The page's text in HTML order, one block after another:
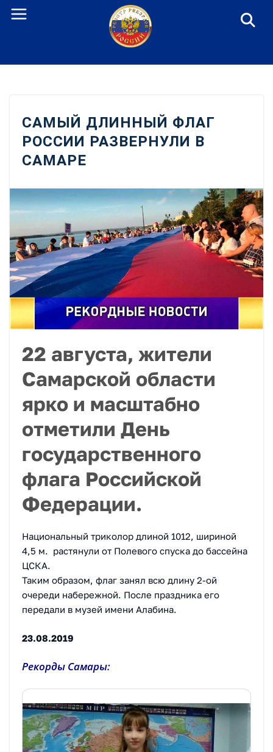
Перейти
САМЫЙ ДЛИННЫЙ ФЛАГ
РОССИИ РАЗВЕРНУЛИ В
САМАРЕ
22 августа, жители
Самарской области
ярко и масштабно
отметили День
государственного
флага Российской
Федерации.
Национальный триколор длиной 1012, шириной
4,5 м. растянули от Полевого спуска до бассейна
ЦСКА.
Таким образом, флаг занял всю длину 2-ой
очереди набережной. После праздника его
передали в музей имени Алабина.
23.08.2019
Рекорды Самары: